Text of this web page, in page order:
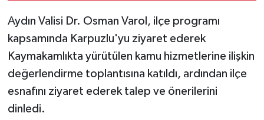
Aydın Valisi Dr. Osman Varol, ilçe programı
kapsamında Karpuzlu'yu ziyaret ederek
Kaymakamlıkta yürütülen kamu hizmetlerine ilişkin
değerlendirme toplantısına katıldı, ardından ilçe
esnafını ziyaret ederek talep ve önerilerini
dinledi.